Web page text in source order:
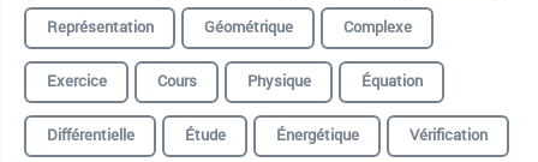
Représentation
Géométrique
Complexe
Exercice
Cours Physique
Équation
Différentielle
Étude Énergétique
Vérification